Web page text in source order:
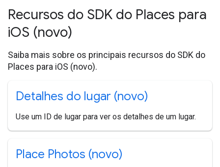
Recursos do SDK do Places para
iOS (novo)
Saiba mais sobre os principais recursos do SDK do
Places para iOS (novo).
Detalhes do lugar (novo)
Use um ID de lugar para ver os detalhes de um lugar.
Place Photos (novo)